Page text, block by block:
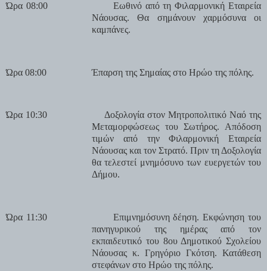
Ώρα 08:00
Εωθινό από τη Φιλαρμονική Εταιρεία
Νάουσας. Θα σημάνουν χαρμόσυνα οι
καμπάνες.
Ώρα 08:00 Έπαρση της Σημαίας στο Ηρώο της πόλης.
Ώρα 10:30
Δοξολογία στον Μητροπολιτικό Ναό της
Μεταμορφώσεως του Σωτήρος. Απόδοση
τιμών από την Φιλαρμονική Εταιρεία
Νάουσας και τον Στρατό. Πριν τη Δοξολογία
θα τελεστεί μνημόσυνο των ευεργετών του
Δήμου.
Ώρα 11:30
Επιμνημόσυνη δέηση. Εκφώνηση του
πανηγυρικού της ημέρας από τον
εκπαιδευτικό του 8ου Δημοτικού Σχολείου
Νάουσας κ. Γρηγόριο Γκότση. Κατάθεση
στεφάνων στο Ηρώο της πόλης.